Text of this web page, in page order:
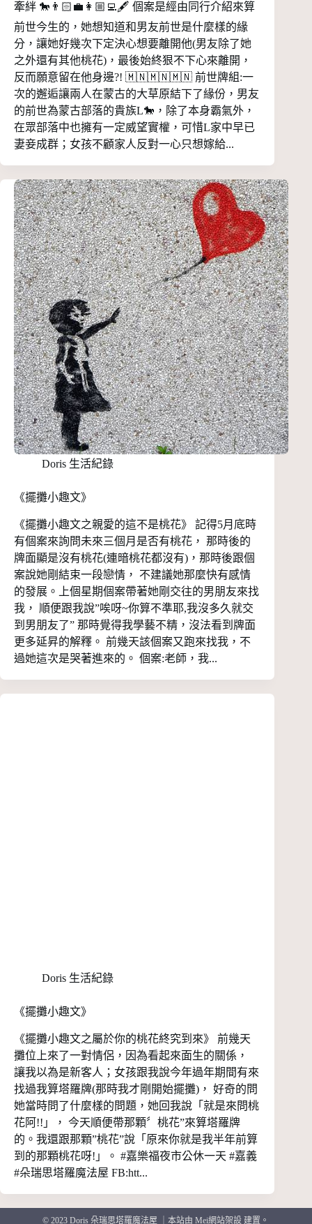
牽絆 🐎👨🏻‍💼👩🏼‍💻🖋 個案是經由同行介紹來算
前世今生的，她想知道和男友前世是什麼樣的緣
分，讓她好幾次下定決心想要離開他(男友除了她
之外還有其他桃花)，最後始終狠不下心來離開，
反而願意留在他身邊?! 🇲🇳🇲🇳🇲🇳 前世牌組:一
次的邂逅讓兩人在蒙古的大草原結下了緣份，男友
的前世為蒙古部落的貴族L🐎，除了本身霸氣外，
在眾部落中也擁有一定威望實權，可惜L家中早已
妻妾成群；女孩不顧家人反對一心只想嫁給...
Doris 生活紀錄
《擺攤小趣文》
《擺攤小趣文之親愛的這不是桃花》 記得5月底時
有個案來詢問未來三個月是否有桃花， 那時後的
牌面顯是沒有桃花(連暗桃花都沒有)，那時後跟個
案說她剛結束一段戀情， 不建議她那麼快有感情
的發展。上個星期個案帶著她剛交往的男朋友來找
我， 順便跟我說”唉呀~你算不準耶,我沒多久就交
到男朋友了” 那時覺得我學藝不精，沒法看到牌面
更多延昇的解釋。 前幾天該個案又跑來找我，不
過她這次是哭著進來的。 個案:老師，我...
Doris 生活紀錄
《擺攤小趣文》
《擺攤小趣文之屬於你的桃花終究到來》 前幾天
攤位上來了一對情侶，因為看起來面生的關係，
讓我以為是新客人；女孩跟我說今年過年期間有來
找過我算塔羅牌(那時我才剛開始擺攤)， 好奇的問
她當時問了什麼樣的問題，她回我說「就是來問桃
花阿!!」， 今天順便帶那顆〞桃花”來算塔羅牌
的。我還跟那顆”桃花”說「原來你就是我半年前算
到的那顆桃花呀!」。 #嘉樂福夜市公休一天 #嘉義
#朵瑞思塔羅魔法屋 FB:htt...
© 2023 Doris 朵瑞思塔羅魔法屋 ｜本站由 Mei網站架設 建置 。